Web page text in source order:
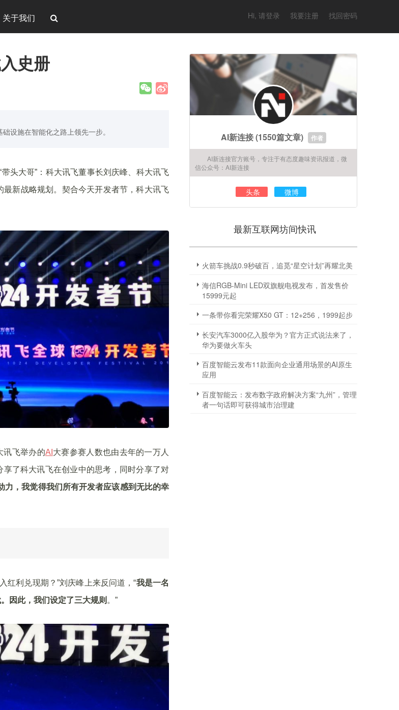
关于我们 Hi, 请登录 我要注册 找回密码
史册
设施在智能化之路上领先一步。
头大哥”：科大讯飞董事长刘庆峰、科大讯飞
最新战略规划。契合今天开发者节，科大讯飞
讯飞举办的AI 大赛参赛人数也由去年的一万人
了科大讯飞在创业中的思考，同时分享了对
，我觉得我们所有开发者应该感到无比的幸
红利兑现期？”刘庆峰上来反问道，“我是一名
因此，我们设定了三大规则 。”
AI新连接(1550篇文章) 作者
AI新连接官方账号，专注于有态度趣味资讯报道，微
信公众号：AI新连接
头条 微博
最新互联网坊间快讯
火箭车挑战0.9秒破百，追觅“星空计划”再耀北美
海信RGB-Mini LED双旗舰电视发布，首发售价
15999元起
一条带你看完荣耀X50 GT：12+256，1999起步
长安汽车3000亿入股华为？官方正式说法来了，
华为要做火车头
百度智能云发布11款面向企业通用场景的AI原生
应用
百度智能云：发布数字政府解决方案“九州”，管理
者一句话即可获得城市治理建